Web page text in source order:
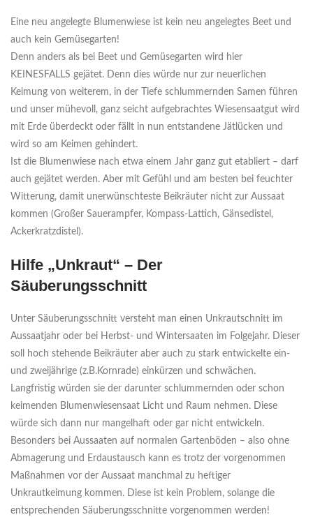
Eine neu angelegte Blumenwiese ist kein neu angelegtes Beet und
auch kein Gemüsegarten!
Denn anders als bei Beet und Gemüsegarten wird hier
KEINESFALLS gejätet. Denn dies würde nur zur neuerlichen
Keimung von weiterem, in der Tiefe schlummernden Samen führen
und unser mühevoll, ganz seicht aufgebrachtes Wiesensaatgut wird
mit Erde überdeckt oder fällt in nun entstandene Jätlücken und
wird so am Keimen gehindert.
Ist die Blumenwiese nach etwa einem Jahr ganz gut etabliert – darf
auch gejätet werden. Aber mit Gefühl und am besten bei feuchter
Witterung, damit unerwünschteste Beikräuter nicht zur Aussaat
kommen (Großer Sauerampfer, Kompass-Lattich, Gänsedistel,
Ackerkratzdistel).
Hilfe „Unkraut“ – Der
Säuberungsschnitt
Unter Säuberungsschnitt versteht man einen Unkrautschnitt im
Aussaatjahr oder bei Herbst- und Wintersaaten im Folgejahr. Dieser
soll hoch stehende Beikräuter aber auch zu stark entwickelte ein-
und zweijährige (z.B.Kornrade) einkürzen und schwächen.
Langfristig würden sie der darunter schlummernden oder schon
keimenden Blumenwiesensaat Licht und Raum nehmen. Diese
würde sich dann nur mangelhaft oder gar nicht entwickeln.
Besonders bei Aussaaten auf normalen Gartenböden – also ohne
Abmagerung und Erdaustausch kann es trotz der vorgenommen
Maßnahmen vor der Aussaat manchmal zu heftiger
Unkrautkeimung kommen. Diese ist kein Problem, solange die
entsprechenden Säuberungsschnitte vorgenommen werden!